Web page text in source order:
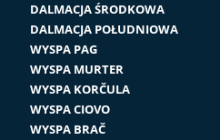
DALMACJA ŚRODKOWA
DALMACJA POŁUDNIOWA
WYSPA PAG
WYSPA MURTER
WYSPA KORČULA
WYSPA CIOVO
WYSPA BRAČ